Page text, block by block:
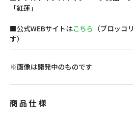
「紅蓮」
■公式WEBサイトはこちら （ブロッコ
す）
※画像は開発中のものです
商品仕様